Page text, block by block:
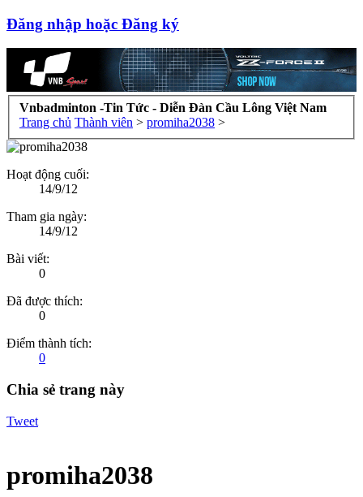
Đăng nhập hoặc Đăng ký
Vnbadminton -Tin Tức - Diễn Đàn Cầu Lông Việt Nam
Trang chủ Thành viên > promiha2038 >
Hoạt động cuối:
14/9/12
Tham gia ngày:
14/9/12
Bài viết:
0
Đã được thích:
0
Điểm thành tích:
0
Chia sẻ trang này
Tweet
promiha2038